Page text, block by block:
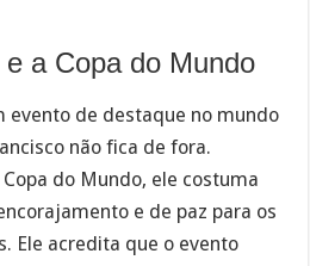
a Copa do Mundo
evento de destaque no mundo
não fica de fora.
do Mundo, ele costuma
e de paz para os
Ele acredita que o evento